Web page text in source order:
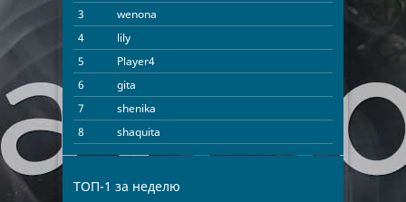
3
wenona
01:40:44
4
lily
5
Player4
6
gita
00:38:56
7
shenika
00:10:14
8
shaquita 00:04:24
ТОП-1 за неделю